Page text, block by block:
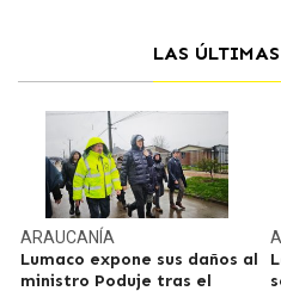
LAS
ARAUCANÍA
Lumaco expone sus daños al
ministro Poduje tras el